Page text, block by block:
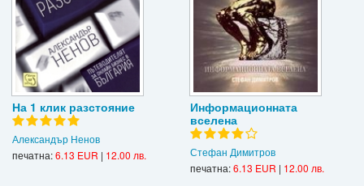
На 1 клик разстояние
Александър Ненов
печатна:6.13 EUR | 12.00 лв.
Информационната
вселена
Стефан Димитров
печатна:6.13 EUR | 12.00 лв.